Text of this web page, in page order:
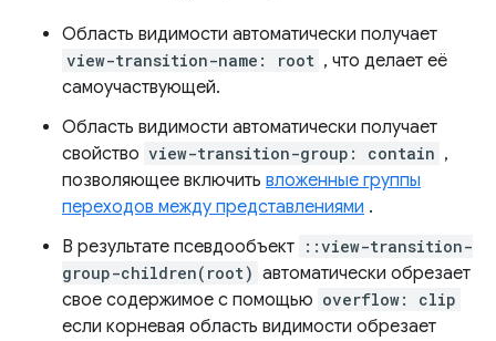
Область видимости автоматически получает
view-transition-name: root , что делает её
самоучаствующей.
Область видимости автоматически получает
свойство view-transition-group: contain ,
позволяющее включить вложенные группы
переходов между представлениями .
В результате псевдообъект ::view-transition-
group-children(root) автоматически обрезает
свое содержимое с помощью overflow: clip
если корневая область видимости обрезает